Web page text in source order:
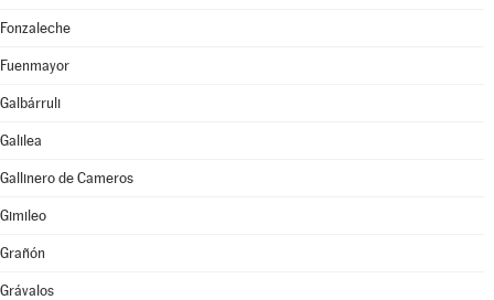
Fonzaleche
Fuenmayor
Galbárruli
Galilea
Gallinero de Cameros
Gimileo
Grañón
Grávalos